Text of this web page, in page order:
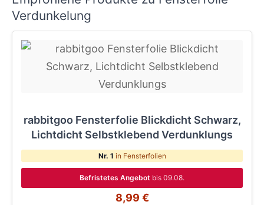
Verdunkelung
rabbitgoo Fensterfolie Blickdicht Schwarz,
Lichtdicht Selbstklebend Verdunklungs
Nr. 1 in Fensterfolien
Befristetes Angebot bis 09.08.
8,99 €